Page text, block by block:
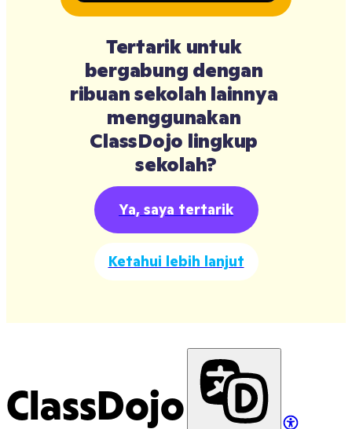
Tertarik untuk
bergabung dengan
ribuan sekolah lainnya
menggunakan
ClassDojo lingkup
sekolah?
Ya, saya tertarik
Ketahui lebih lanjut
ClassDojo